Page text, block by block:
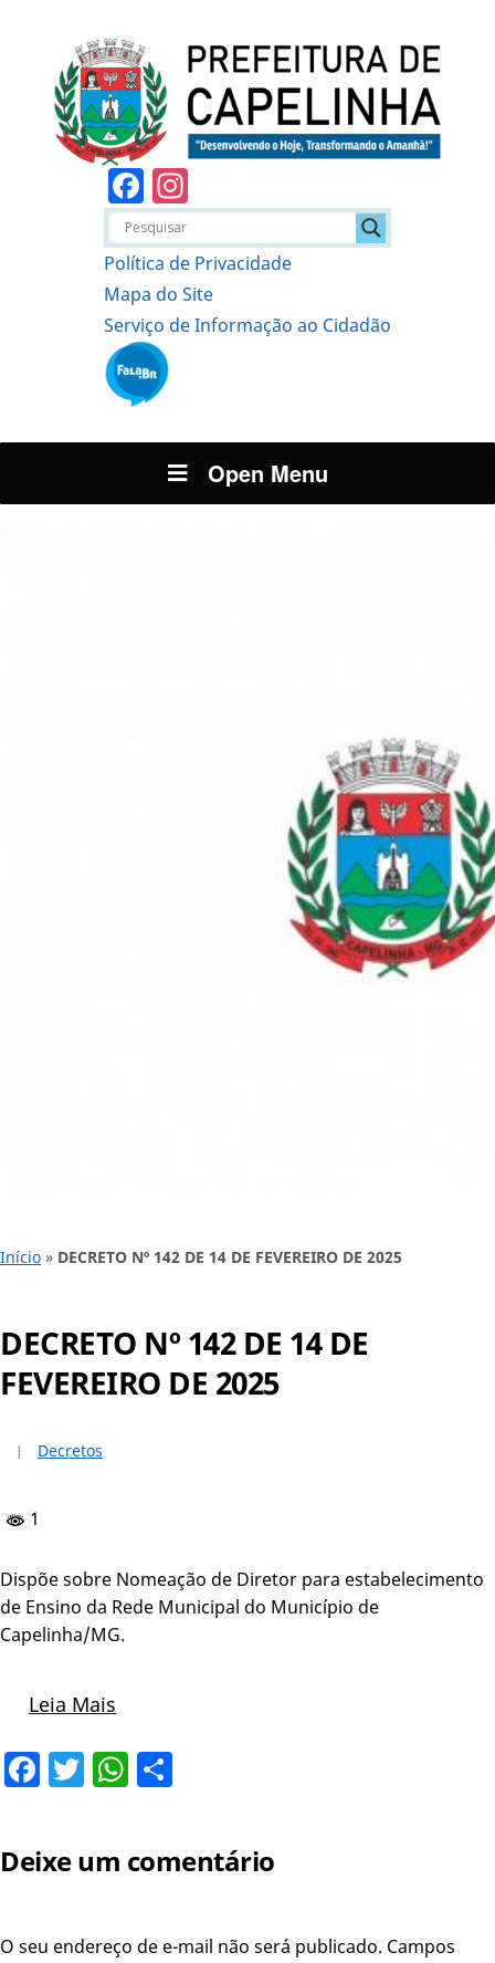
Facebook
Política de Privacidade
Mapa do Site
Serviço de Informação ao Cidadão
Open Menu
Início » DECRETO Nº 142 DE 14 DE FEVEREIRO DE 2025
DECRETO Nº 142 DE 14 DE
FEVEREIRO DE 2025
Decretos
1
Dispõe sobre Nomeação de Diretor para estabelecimento
de Ensino da Rede Municipal do Município de
Capelinha/MG.
Leia Mais
Facebook
TwitterWhatsApp
Deixe um comentário
O seu endereço de e-mail não será publicado. Campos